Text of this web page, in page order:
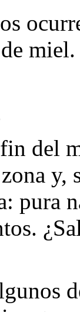
miel.
del
y,
pura